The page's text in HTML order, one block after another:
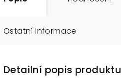
Ostatní informace
Detailní popis produktu